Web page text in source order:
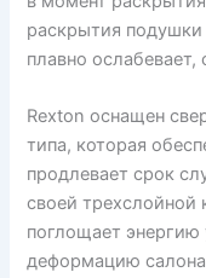
раскрытия подушки
плавно
Rexton оснащен
типа, которая
продлевает срок
своей трехслойной
поглощает
деформацию салона